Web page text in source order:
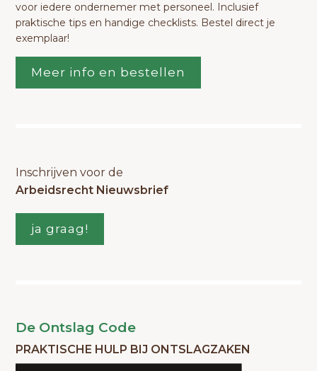
voor iedere ondernemer met personeel. Inclusief
praktische tips en handige checklists. Bestel direct je
exemplaar!
Meer info en bestellen
Inschrijven voor de
Arbeidsrecht Nieuwsbrief
ja graag!
De Ontslag Code
PRAKTISCHE HULP BIJ ONTSLAGZAKEN